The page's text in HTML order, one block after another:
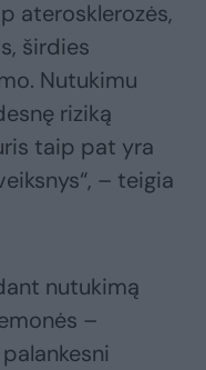
aterosklerozės,
širdies
Nutukimu
riziką
taip pat yra
– teigia
nutukimą
–